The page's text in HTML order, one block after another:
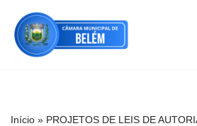
Pular
para
Início » PROJETOS DE LEIS DE